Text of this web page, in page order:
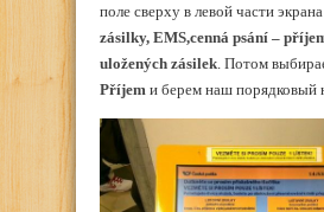
поле сверху в левой части
zásilky, EMS,cenná psání –
uložených zásilek . Потом
Příjem и берем наш порядковый